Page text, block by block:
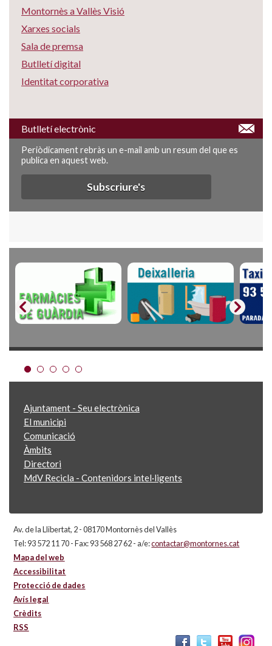
Montornès a Vallès Visió
Xarxes socials
Sala de premsa
Butlletí digital
Identitat corporativa
Butlletí electrònic
Periòdicament rebràs un e-mail amb un resum del que es
publica en aquest web.
Subscriure's
Ajuntament - Seu electrònica
El municipi
Comunicació
Àmbits
Directori
MdV Recicla - Contenidors intel·ligents
Av. de la Llibertat, 2 - 08170 Montornès del Vallès
Tel: 93 572 11 70 - Fax: 93 568 27 62 - a/e:contactar@montornes.cat
Mapa del web
Accessibilitat
Protecció de dades
Avís legal
Crèdits
RSS